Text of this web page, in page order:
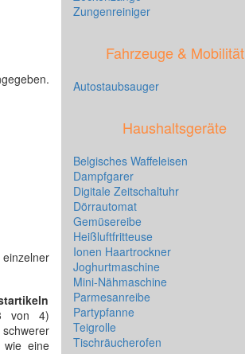
von 4)
wie eine
Zungenreiniger
Fahrzeuge & Mobilität
Autostaubsauger
Haushaltsgeräte
Belgisches Waffeleisen
Dampfgarer
Digitale Zeitschaltuhr
Dörrautomat
Gemüsereibe
Heißluftfritteuse
Ionen Haartrockner
Joghurtmaschine
Mini-Nähmaschine
Parmesanreibe
Partypfanne
Teigrolle
Tischräucherofen